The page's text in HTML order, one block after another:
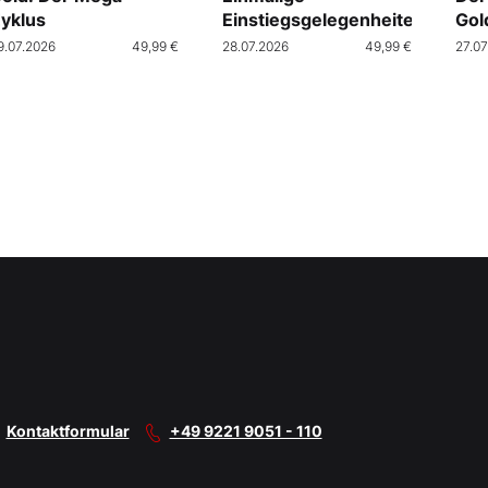
49,99 €
Einstiegsgelegenheiten
28.07.2026 49,99 €
Kontaktformular +49 9221 9051 - 110